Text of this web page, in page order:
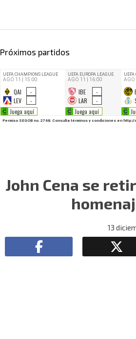
Próximos partidos
John Cena se
13